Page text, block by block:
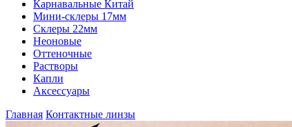
Карнавальные Китай
Мини-склеры 17мм
Склеры 22мм
Неоновые
Оттеночные
Растворы
Капли
Аксессуары
Главная Контактные линзы